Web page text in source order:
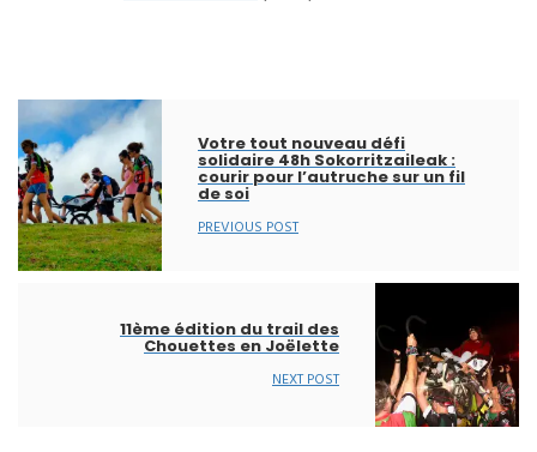
Votre tout nouveau défi
solidaire 48h Sokorritzaileak :
courir pour l’autruche sur un fil
de soi
PREVIOUS POST
11ème édition du trail des
Chouettes en Joëlette
NEXT POST